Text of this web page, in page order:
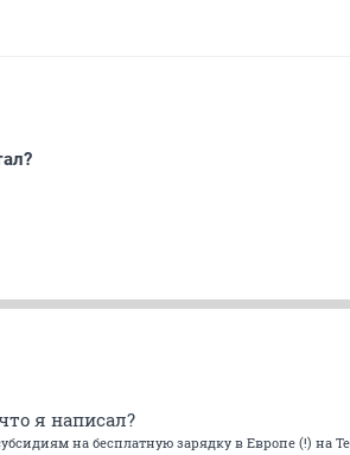
я написал?
на бесплатную зарядку в Европе (!) на